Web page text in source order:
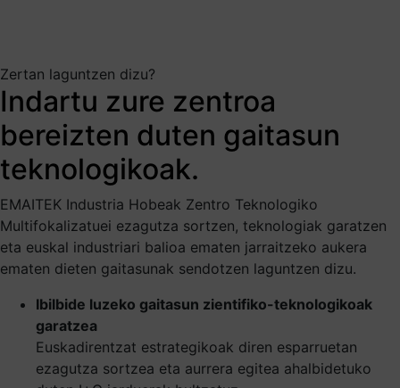
Zertan laguntzen dizu?
Indartu zure zentroa
bereizten duten gaitasun
teknologikoak.
EMAITEK Industria Hobeak Zentro Teknologiko
Multifokalizatuei ezagutza sortzen, teknologiak garatzen
eta euskal industriari balioa ematen jarraitzeko aukera
ematen dieten gaitasunak sendotzen laguntzen dizu.
Ibilbide luzeko gaitasun zientifiko-teknologikoak
garatzea
Euskadirentzat estrategikoak diren esparruetan
ezagutza sortzea eta aurrera egitea ahalbidetuko